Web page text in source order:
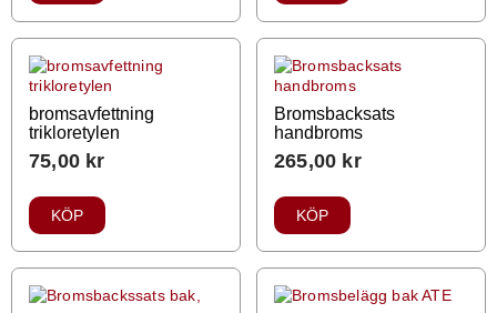
bromsavfettning
trikloretylen
75,00 kr
KÖP
Bromsbacksats
handbroms
265,00 kr
KÖP